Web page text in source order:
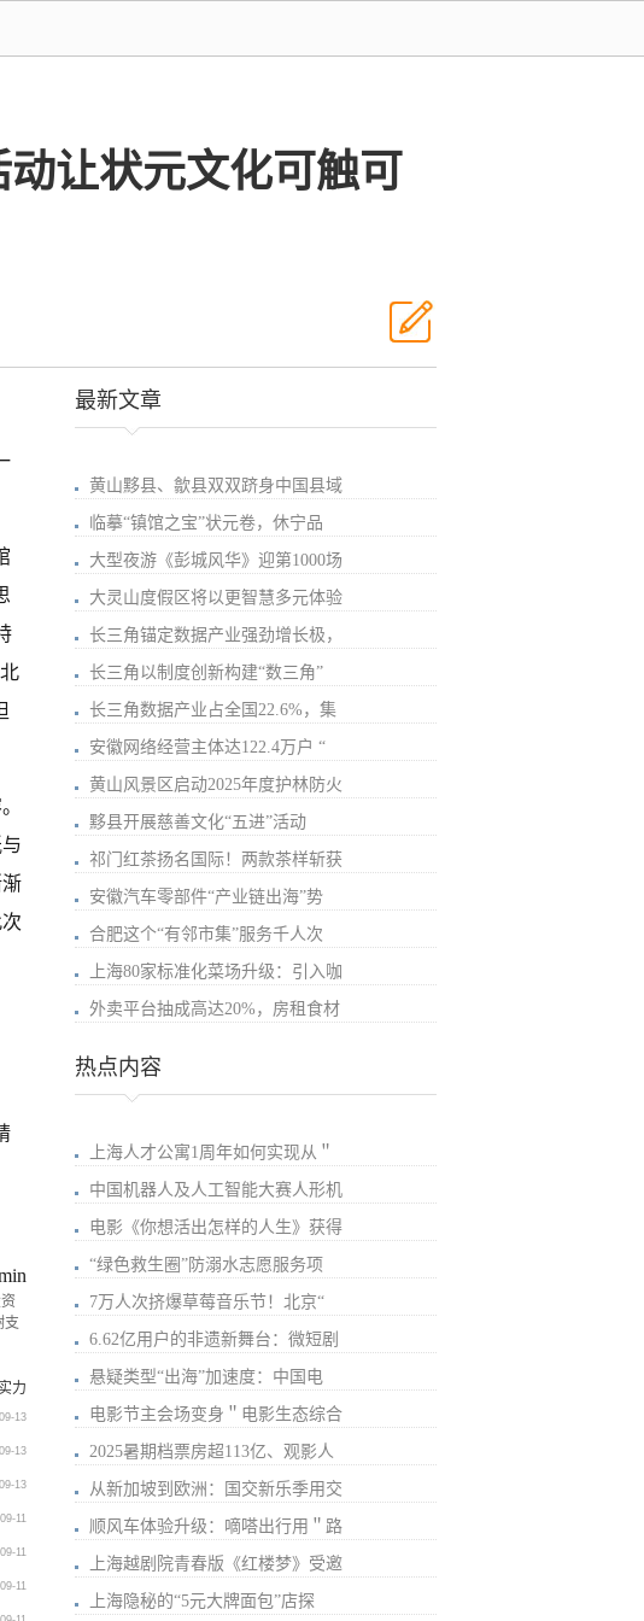
让状元文化可触可
支
力
13
13
13
11
11
11
最新文章
黄山黟县、歙县双双跻身中国县域
临摹“镇馆之宝”状元卷，休宁品
大型夜游《彭城风华》迎第1000场
大灵山度假区将以更智慧多元体验
长三角锚定数据产业强劲增长极，
长三角以制度创新构建“数三角”
长三角数据产业占全国22.6%，集
安徽网络经营主体达122.4万户 “
黄山风景区启动2025年度护林防火
黟县开展慈善文化“五进”活动
祁门红茶扬名国际！两款茶样斩获
安徽汽车零部件“产业链出海”势
合肥这个“有邻市集”服务千人次
上海80家标准化菜场升级：引入咖
外卖平台抽成高达20%，房租食材
热点内容
上海人才公寓1周年如何实现从＂
中国机器人及人工智能大赛人形机
电影《你想活出怎样的人生》获得
“绿色救生圈”防溺水志愿服务项
7万人次挤爆草莓音乐节！北京“
6.62亿用户的非遗新舞台：微短剧
悬疑类型“出海”加速度：中国电
电影节主会场变身＂电影生态综合
2025暑期档票房超113亿、观影人
从新加坡到欧洲：国交新乐季用交
顺风车体验升级：嘀嗒出行用＂路
上海越剧院青春版《红楼梦》受邀
上海隐秘的“5元大牌面包”店探